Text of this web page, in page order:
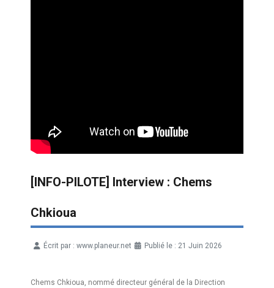
[INFO-PILOTE] Interview : Chems
Chkioua
Écrit par : www.planeur.net Publié le : 21 Juin 2026
Chems Chkioua, nommé directeur général de la Direction